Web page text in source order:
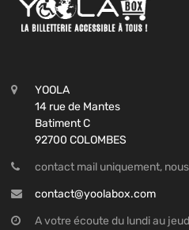
YOOLA
14 rue de Mantes
Batiment C
92700 COLOMBES
contact mail uniquement,
contact@yoolabox.com
A votre écoute du lundi au